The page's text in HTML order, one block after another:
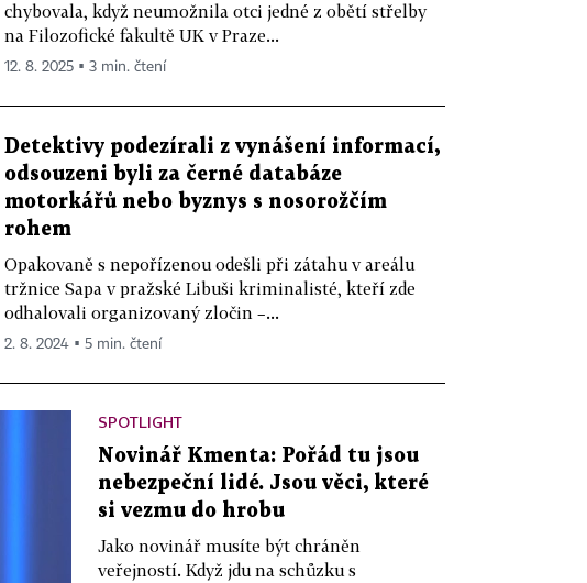
chybovala, když neumožnila otci jedné z obětí střelby
na Filozofické fakultě UK v Praze...
12. 8. 2025 ▪ 3 min. čtení
Detektivy podezírali z vynášení informací,
odsouzeni byli za černé databáze
motorkářů nebo byznys s nosorožčím
rohem
Opakovaně s nepořízenou odešli při zátahu v areálu
tržnice Sapa v pražské Libuši kriminalisté, kteří zde
odhalovali organizovaný zločin –...
2. 8. 2024 ▪ 5 min. čtení
SPOTLIGHT
Novinář Kmenta: Pořád tu jsou
nebezpeční lidé. Jsou věci, které
si vezmu do hrobu
Jako novinář musíte být chráněn
veřejností. Když jdu na schůzku s